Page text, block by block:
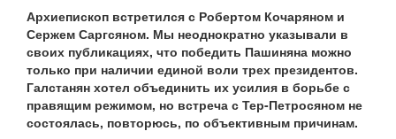
Архиепископ встретился с Робертом Кочаряном и
Сержем Саргсяном. Мы неоднократно указывали в
своих публикациях, что победить Пашиняна можно
только при наличии единой воли трех президентов.
Галстанян хотел объединить их усилия в борьбе с
правящим режимом, но встреча с Тер-Петросяном не
состоялась, повторюсь, по объективным причинам.